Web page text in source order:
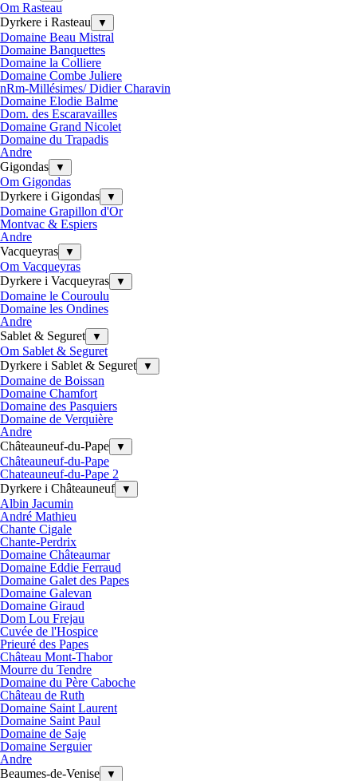
Om Rasteau
Dyrkere i Rasteau
▼
Domaine Beau Mistral
Domaine Banquettes
Domaine la Colliere
Domaine Combe Juliere
nRm-Millésimes/ Didier Charavin
Domaine Elodie Balme
Dom. des Escaravailles
Domaine Grand Nicolet
Domaine du Trapadis
Andre
Gigondas
▼
Om Gigondas
Dyrkere i Gigondas
▼
Domaine Grapillon d'Or
Montvac & Espiers
Andre
Vacqueyras
▼
Om Vacqueyras
Dyrkere i Vacqueyras
▼
Domaine le Couroulu
Domaine les Ondines
Andre
Sablet & Seguret
▼
Om Sablet & Seguret
Dyrkere i Sablet & Seguret
▼
Domaine de Boissan
Domaine Chamfort
Domaine des Pasquiers
Domaine de Verquière
Andre
Châteauneuf-du-Pape
▼
Châteauneuf-du-Pape
Chateauneuf-du-Pape 2
Dyrkere i Châteauneuf
▼
Albin Jacumin
André Mathieu
Chante Cigale
Chante-Perdrix
Domaine Châteaumar
Domaine Eddie Ferraud
Domaine Galet des Papes
Domaine Galevan
Domaine Giraud
Dom Lou Frejau
Cuvée de l'Hospice
Prieuré des Papes
Château Mont-Thabor
Mourre du Tendre
Domaine du Père Caboche
Château de Ruth
Domaine Saint Laurent
Domaine Saint Paul
Domaine de Saje
Domaine Serguier
Andre
Beaumes-de-Venise
▼